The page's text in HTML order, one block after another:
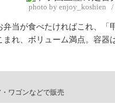
photo by enjoy_koshien /
当が食べたければこれ、「
まれ、ボリューム満点。容
ワゴンなどで販売